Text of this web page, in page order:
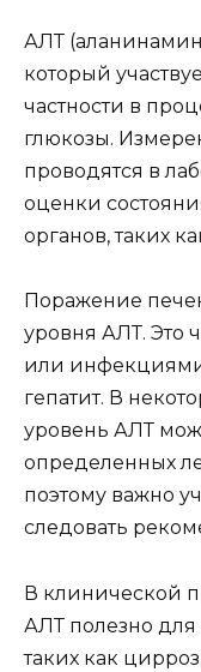
АЛТ
который
частности в
глюкозы.
проводятся в
оценки
органов, таких
Поражение
уровня АЛТ. Это
или
гепатит. В
уровень АЛТ
определенных
поэтому важно
следовать
В клинической
АЛТ полезно для
таких как